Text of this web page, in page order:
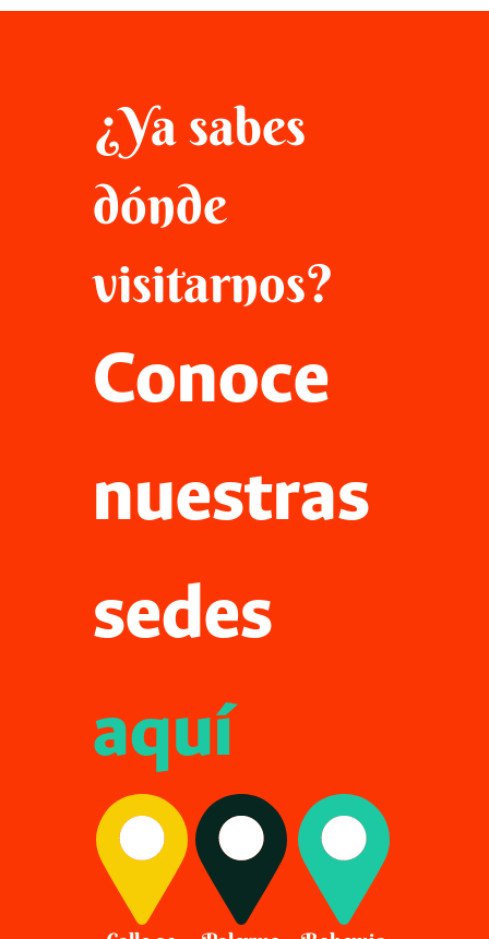
¿Ya sabes
dónde
visitarnos?
Conoce
nuestras
sedes
aquí